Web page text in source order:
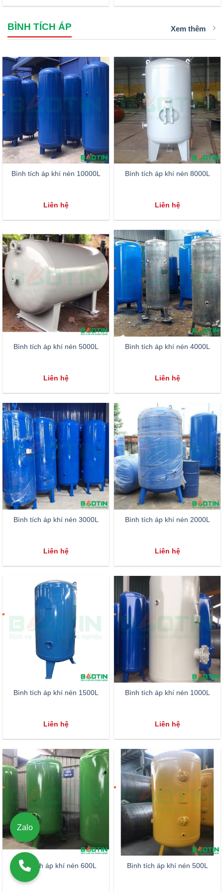
BÌNH TÍCH ÁP Xem thêm
Bình tích áp khí nén 10000L
Liên hệ
Bình tích áp khí nén 8000L
Liên hệ
Bình tích áp khí nén 5000L
Liên hệ
Bình tích áp khí nén 4000L
Liên hệ
Bình tích áp khí nén 3000L
Liên hệ
Bình tích áp khí nén 2000L
Liên hệ
Bình tích áp khí nén 1500L
Liên hệ
Bình tích áp khí nén 1000L
Liên hệ
Bình tích áp khí nén 600L Bình tích áp khí nén 500L
Zalo